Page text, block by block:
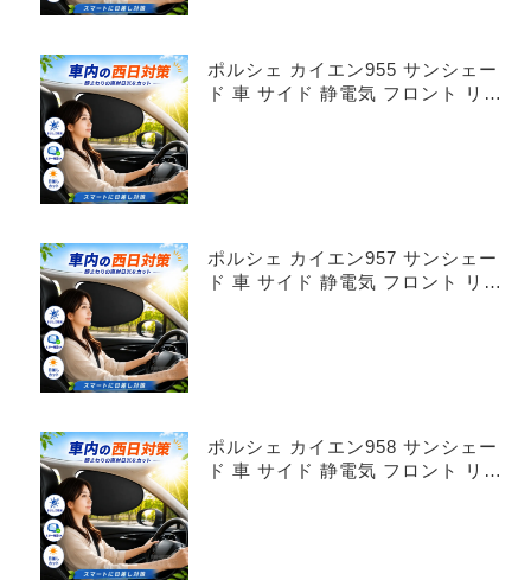
ポルシェ カイエン955 サンシェー
ド 車 サイド 静電気 フロント リア
ポルシェ カイエン957 サンシェー
ド 車 サイド 静電気 フロント リア
ポルシェ カイエン958 サンシェー
ド 車 サイド 静電気 フロント リア